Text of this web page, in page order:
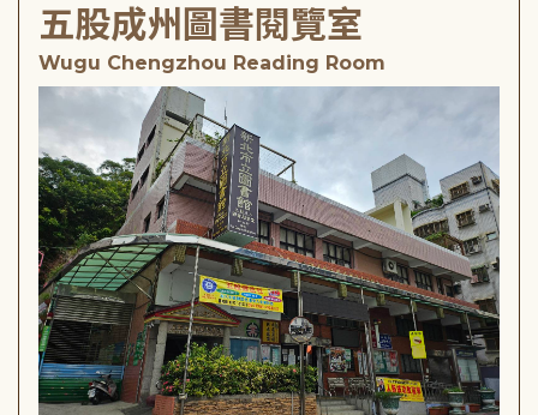
五股成州圖書閱覽室
Wugu Chengzhou Reading Room